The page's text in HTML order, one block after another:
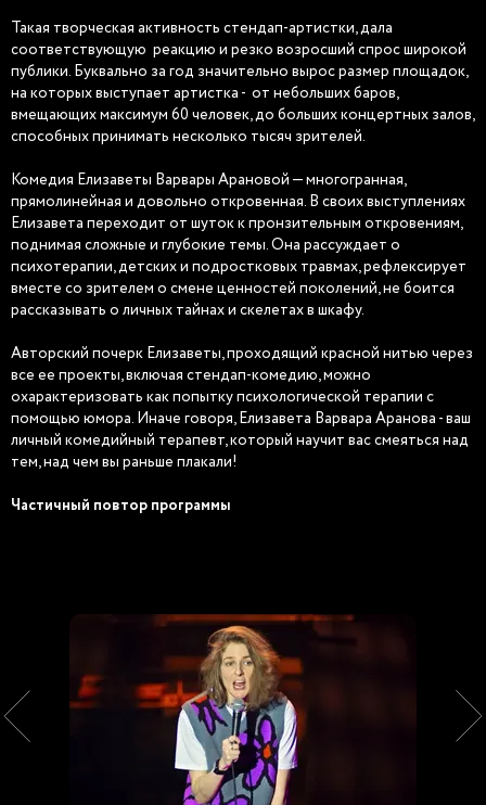
Такая творческая активность стендап-артистки, дала
соответствующую реакцию и резко возросший спрос широкой
публики. Буквально за год значительно вырос размер площадок,
на которых выступает артистка - от небольших баров,
вмещающих максимум 60 человек, до больших концертных залов,
способных принимать несколько тысяч зрителей.
Комедия Елизаветы Варвары Арановой — многогранная,
прямолинейная и довольно откровенная. В своих выступлениях
Елизавета переходит от шуток к пронзительным откровениям,
поднимая сложные и глубокие темы. Она рассуждает о
психотерапии, детских и подростковых травмах, рефлексирует
вместе со зрителем о смене ценностей поколений, не боится
рассказывать о личных тайнах и скелетах в шкафу.
Авторский почерк Елизаветы, проходящий красной нитью через
все ее проекты, включая стендап-комедию, можно
охарактеризовать как попытку психологической терапии с
помощью юмора. Иначе говоря, Елизавета Варвара Аранова - ваш
личный комедийный терапевт, который научит вас смеяться над
тем, над чем вы раньше плакали!
Частичный повтор программы